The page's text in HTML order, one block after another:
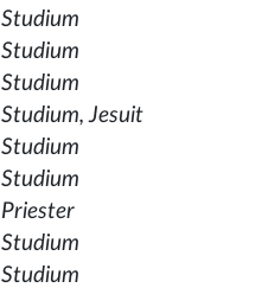
Studium
Studium
Studium
Studium, Jesuit
Studium
Studium
Priester
Studium
Studium